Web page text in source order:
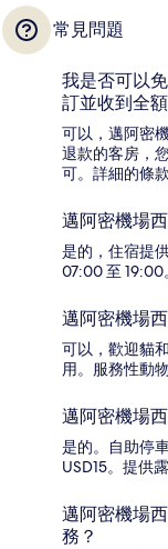
常見問題
我是否可以
訂並收到全
可以，邁阿密
退款的客房，
可。詳細的條
邁阿密機場
是的，住宿提
07:00 至 19:00。
邁阿密機場
可以，歡迎貓
用。服務性動物
邁阿密機場
是的。自助停
USD15。提供
邁阿密機場
務？